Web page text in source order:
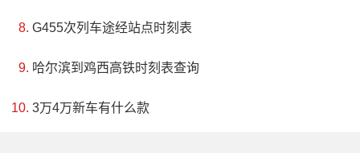
G455次列车途经站点时刻表
哈尔滨到鸡西高铁时刻表查询
3万4万新车有什么款